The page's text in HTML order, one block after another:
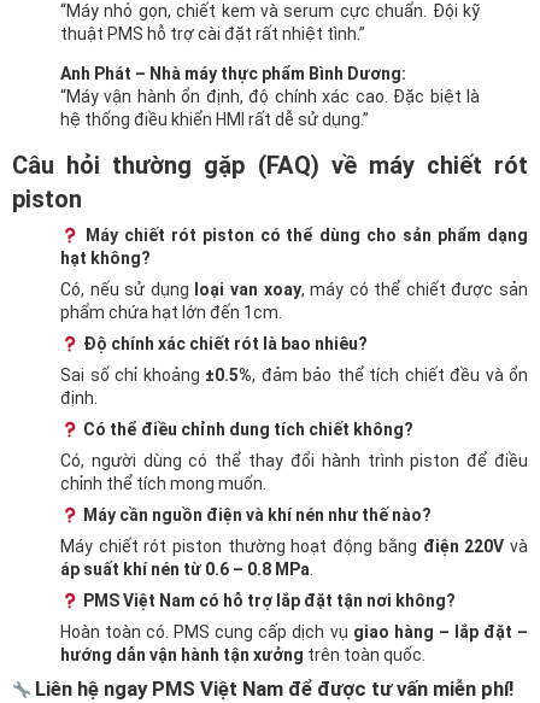
“Máy nhỏ gọn, chiết kem và serum cực chuẩn. Đội kỹ
thuật PMS hỗ trợ cài đặt rất nhiệt tình.”
Anh Phát – Nhà máy thực phẩm Bình Dương:
“Máy vận hành ổn định, độ chính xác cao. Đặc biệt là
hệ thống điều khiển HMI rất dễ sử dụng.”
Câu hỏi thường gặp (FAQ) về máy chiết rót
piston
Máy chiết rót piston có thể dùng cho sản phẩm dạng
hạt không?
Có, nếu sử dụng
loại van xoay, máy có thể chiết được sản
phẩm chứa hạt lớn đến 1cm.
Độ chính xác chiết rót là bao nhiêu?
Sai số chỉ khoảng ±0.5%, đảm bảo thể tích chiết đều và ổn
định.
Có thể điều chỉnh dung tích chiết không?
Có, người dùng có thể thay đổi hành trình piston để điều
chỉnh thể tích mong muốn.
Máy cần nguồn điện và khí nén như thế nào?
Máy chiết rót piston thường hoạt động bằng điện 220V và
áp suất khí nén từ 0.6 – 0.8 MPa.
PMS Việt Nam có hỗ trợ lắp đặt tận nơi không?
Hoàn toàn có. PMS cung cấp dịch vụ giao hàng – lắp đặt –
hướng dẫn vận hành tận xưởng trên toàn quốc.
Liên hệ ngay PMS Việt Nam để được tư vấn miễn phí!